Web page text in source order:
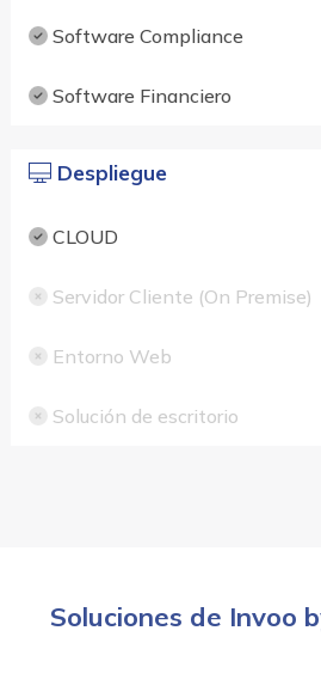
Software Compliance
Software Financiero
Despliegue
CLOUD
Servidor Cliente (On Premise)
Entorno Web
Solución de escritorio
Soluciones de Invoo